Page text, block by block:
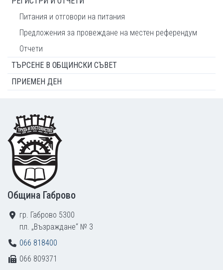
Питания и отговори на питания
Предложения за провеждане на местен референдум
Отчети
ТЪРСЕНЕ В ОБЩИНСКИ СЪВЕТ
ПРИЕМЕН ДЕН
Footer
Община Габрово
гр. Габрово 5300
пл. „Възраждане“ № 3
066 818400
066 809371